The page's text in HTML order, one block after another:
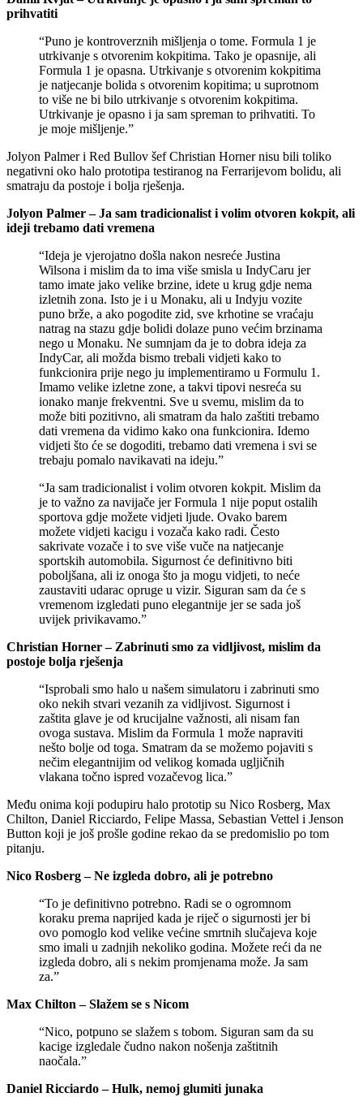
prihvatiti
“Puno je kontroverznih mišljenja o tome. Formula 1 je
utrkivanje s otvorenim kokpitima. Tako je opasnije, ali
Formula 1 je opasna. Utrkivanje s otvorenim kokpitima
je natjecanje bolida s otvorenim kopitima; u suprotnom
to više ne bi bilo utrkivanje s otvorenim kokpitima.
Utrkivanje je opasno i ja sam spreman to prihvatiti. To
je moje mišljenje.”
Jolyon Palmer i Red Bullov šef Christian Horner nisu bili toliko
negativni oko halo prototipa testiranog na Ferrarijevom bolidu, ali
smatraju da postoje i bolja rješenja.
Jolyon Palmer – Ja sam tradicionalist i volim otvoren kokpit, ali
ideji trebamo dati vremena
“Ideja je vjerojatno došla nakon nesreće Justina
Wilsona i mislim da to ima više smisla u IndyCaru jer
tamo imate jako velike brzine, idete u krug gdje nema
izletnih zona. Isto je i u Monaku, ali u Indyju vozite
puno brže, a ako pogodite zid, sve krhotine se vraćaju
natrag na stazu gdje bolidi dolaze puno većim brzinama
nego u Monaku. Ne sumnjam da je to dobra ideja za
IndyCar, ali možda bismo trebali vidjeti kako to
funkcionira prije nego ju implementiramo u Formulu 1.
Imamo velike izletne zone, a takvi tipovi nesreća su
ionako manje frekventni. Sve u svemu, mislim da to
može biti pozitivno, ali smatram da halo zaštiti trebamo
dati vremena da vidimo kako ona funkcionira. Idemo
vidjeti što će se dogoditi, trebamo dati vremena i svi se
trebaju pomalo navikavati na ideju.”
“Ja sam tradicionalist i volim otvoren kokpit. Mislim da
je to važno za navijače jer Formula 1 nije poput ostalih
sportova gdje možete vidjeti ljude. Ovako barem
možete vidjeti kacigu i vozača kako radi. Često
sakrivate vozače i to sve više vuče na natjecanje
sportskih automobila. Sigurnost će definitivno biti
poboljšana, ali iz onoga što ja mogu vidjeti, to neće
zaustaviti udarac opruge u vizir. Siguran sam da će s
vremenom izgledati puno elegantnije jer se sada još
uvijek privikavamo.”
Christian Horner – Zabrinuti smo za vidljivost, mislim da
postoje bolja rješenja
“Isprobali smo halo u našem simulatoru i zabrinuti smo
oko nekih stvari vezanih za vidljivost. Sigurnost i
zaštita glave je od krucijalne važnosti, ali nisam fan
ovoga sustava. Mislim da Formula 1 može napraviti
nešto bolje od toga. Smatram da se možemo pojaviti s
nečim elegantnijim od velikog komada ugljičnih
vlakana točno ispred vozačevog lica.”
Među onima koji podupiru halo prototip su Nico Rosberg, Max
Chilton, Daniel Ricciardo, Felipe Massa, Sebastian Vettel i Jenson
Button koji je još prošle godine rekao da se predomislio po tom
pitanju.
Nico Rosberg – Ne izgleda dobro, ali je potrebno
“To je definitivno potrebno. Radi se o ogromnom
koraku prema naprijed kada je riječ o sigurnosti jer bi
ovo pomoglo kod velike većine smrtnih slučajeva koje
smo imali u zadnjih nekoliko godina. Možete reći da ne
izgleda dobro, ali s nekim promjenama može. Ja sam
za.”
Max Chilton – Slažem se s Nicom
“Nico, potpuno se slažem s tobom. Siguran sam da su
kacige izgledale čudno nakon nošenja zaštitnih
naočala.”
Daniel Ricciardo – Hulk, nemoj glumiti junaka